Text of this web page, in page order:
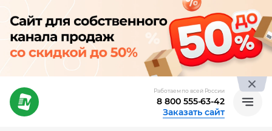
Работаем по всей России
8 800 555-63-42
Заказать сайт